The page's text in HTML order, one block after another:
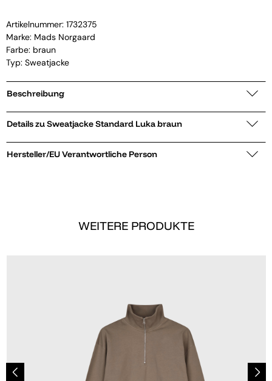
Artikelnummer: 1732375
Marke: Mads Norgaard
Farbe: braun
Typ: Sweatjacke
Beschreibung
Details zu Sweatjacke Standard Luka braun
Hersteller/EU Verantwortliche Person
WEITERE PRODUKTE